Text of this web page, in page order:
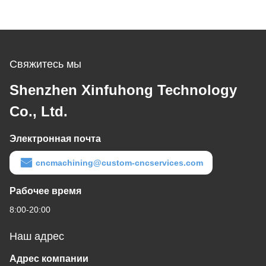
Свяжитесь мы
Shenzhen Xinfuhong Technology
Co., Ltd.
Электронная почта
cncmachining@custom-cncservices.com
Рабочее время
8:00-20:00
Наш адрес
Адрес компании